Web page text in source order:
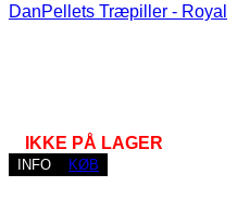
DanPellets Træpiller - Royal
IKKE PÅ LAGER
INFO KØB